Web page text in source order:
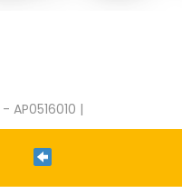
- AP0516010 |